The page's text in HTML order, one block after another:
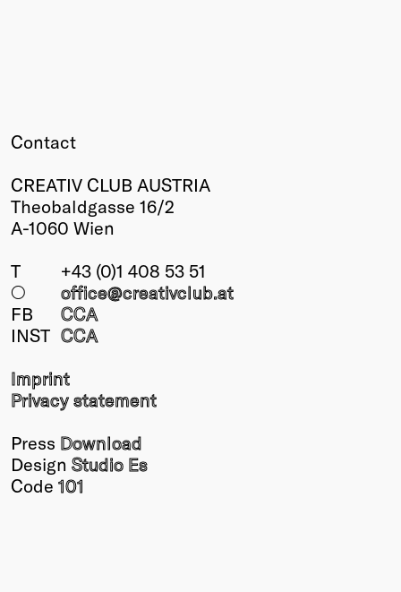
Contact
CREATIV CLUB AUSTRIA
Theobaldgasse 16/2
A-1060 Wien
T
+43 (0)1 408 53 51
○
office@creativclub.at
FB
CCA
INST CCA
Imprint
Privacy statement
Press Download
Design Studio Es
Code 101